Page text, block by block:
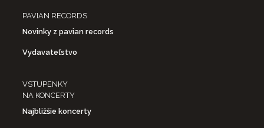
PAVIAN RECORDS
Novinky z pavian records
Vydavateľstvo
VSTUPENKY
NA KONCERTY
Najbližšie koncerty